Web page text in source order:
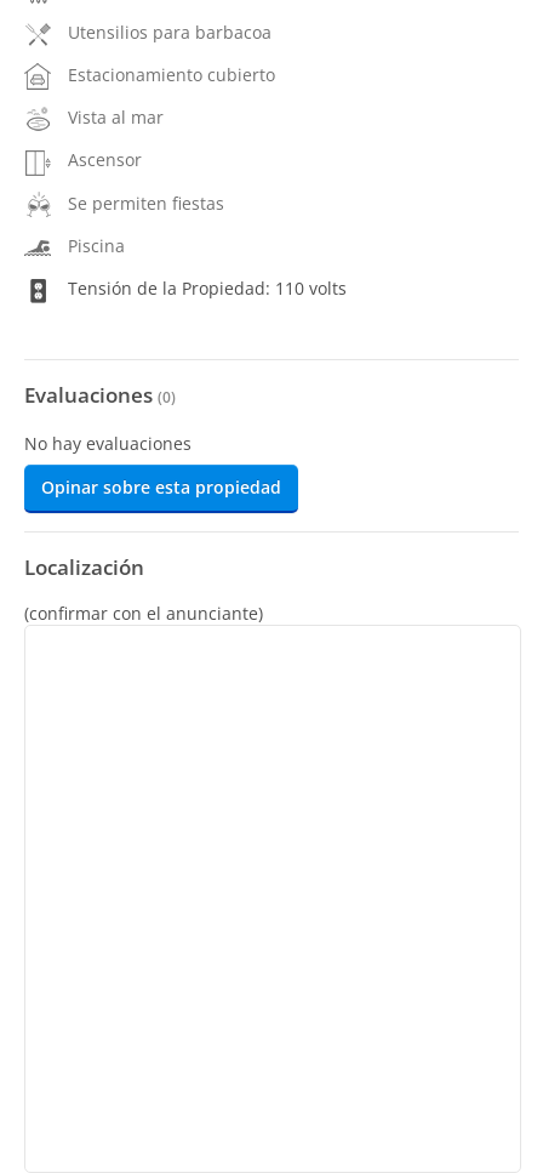
Utensilios para barbacoa
Estacionamiento cubierto
Vista al mar
Ascensor
Se permiten fiestas
Piscina
Tensión de la Propiedad: 110 volts
Evaluaciones (0)
No hay evaluaciones
Opinar sobre esta propiedad
Localización
(confirmar con el anunciante)